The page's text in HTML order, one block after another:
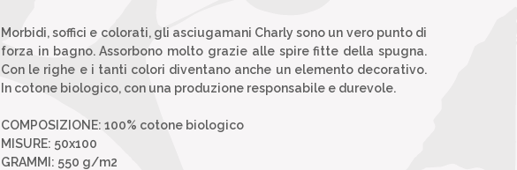
Morbidi, soffici e colorati, gli asciugamani Charly sono un vero punto di
forza in bagno. Assorbono molto grazie alle spire fitte della spugna.
Con le righe e i tanti colori diventano anche un elemento decorativo.
In cotone biologico, con una produzione responsabile e durevole.
COMPOSIZIONE: 100% cotone biologico
MISURE: 50x100
GRAMMI: 550 g/m2